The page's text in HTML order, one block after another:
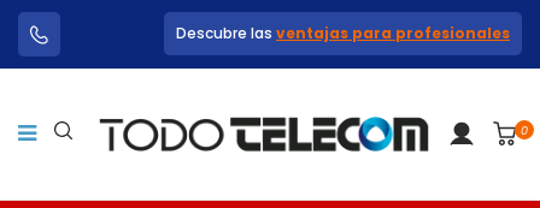
Descubre las ventajas para profesionales
0